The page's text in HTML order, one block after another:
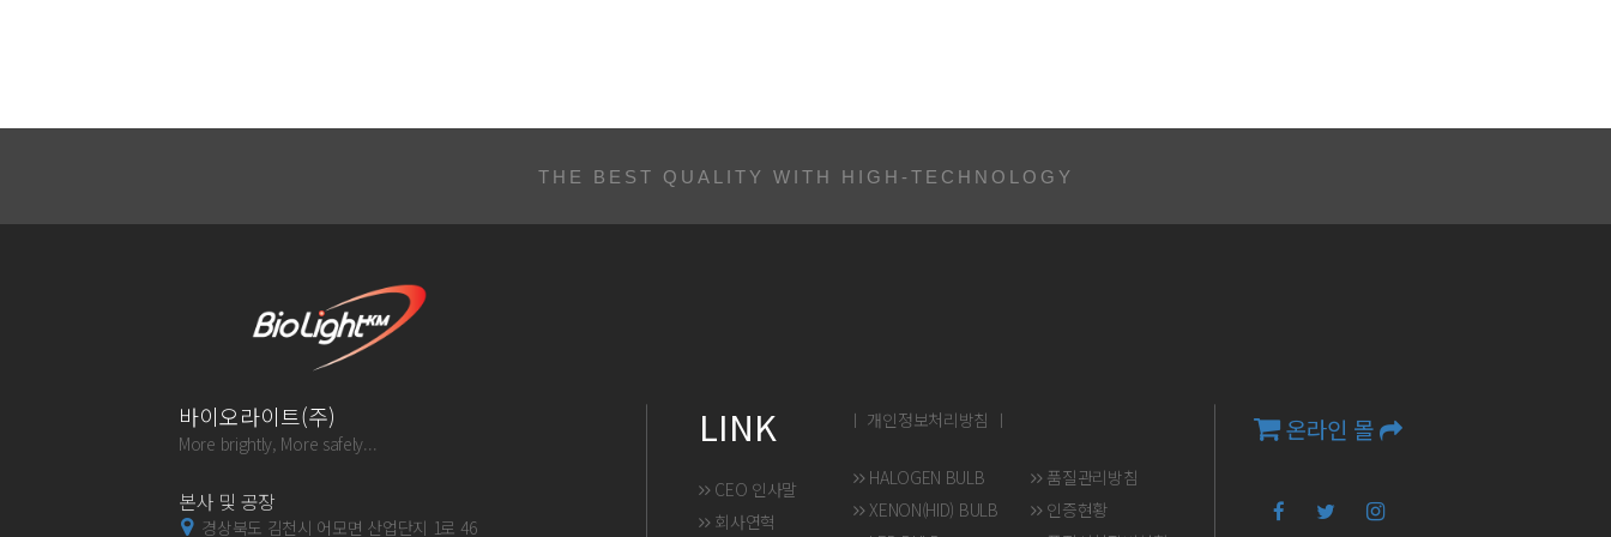
THE BEST QUALITY WITH HIGH-TECHNOLOGY
바이오라이트(주)
More brightly, More safely...
본사 및 공장
경상북도 김천시 어모면 산업단지 1로 46
LINK
CEO 인사말
회사연혁
ㅣ 개인정보처리방침 ㅣ
HALOGEN BULB
XENON(HID) BULB
품질관리방침
인증현황
온라인 몰